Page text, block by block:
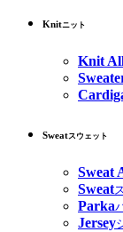
Knitニット
Knit
Sweatスウェット
Sweat
Sweat
Parka
Jersey